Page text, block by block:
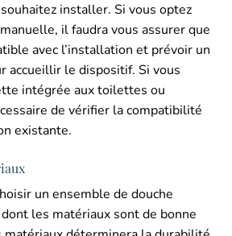
installer. Si vous optez
il faudra vous assurer que
avec l’installation et prévoir un
accueillir le dispositif. Si vous
intégrée aux toilettes ou
de vérifier la compatibilité
existante.
un ensemble de douche
les matériaux sont de bonne